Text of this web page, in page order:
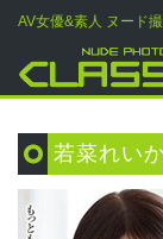
AV女優&素人 ヌード
若菜れい